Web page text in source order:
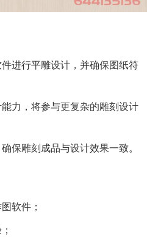
进行平雕设计，并确保图纸符
力，将参与更复杂的雕刻设计
保雕刻成品与设计效果一致。
软件；